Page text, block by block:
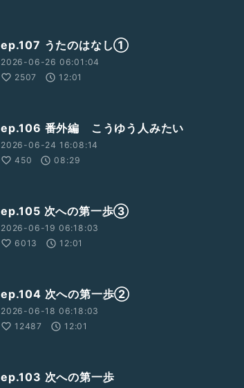
ep.107 うたのはなし①
2026-06-26 06:01:04
2507
12:01
ep.106 番外編 こうゆう人みたい
2026-06-24 16:08:14
450
08:29
ep.105 次への第一歩③
2026-06-19 06:18:03
6013
12:01
ep.104 次への第一歩②
2026-06-18 06:18:03
12487
12:01
ep.103 次への第一歩